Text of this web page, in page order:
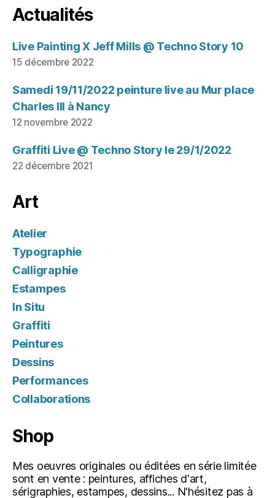
Actualités
Live Painting X Jeff Mills @ Techno Story 10
15 décembre 2022
Samedi 19/11/2022 peinture live au Mur place
Charles III à Nancy
12 novembre 2022
Graffiti Live @ Techno Story le 29/1/2022
22 décembre 2021
Art
Atelier
Typographie
Calligraphie
Estampes
In Situ
Graffiti
Peintures
Dessins
Performances
Collaborations
Shop
Mes oeuvres originales ou éditées en série limitée
sont en vente : peintures, affiches d'art,
sérigraphies, estampes, dessins... N'hésitez pas à